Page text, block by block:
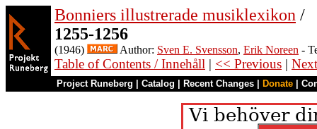
Bonniers illustrerade musiklexikon /
1255-1256
(1946) Author: Sven E. Svensson, Erik Noreen -
Table of Contents / Innehåll | << Previous |
Project Runeberg Catalog Recent Changes Donate